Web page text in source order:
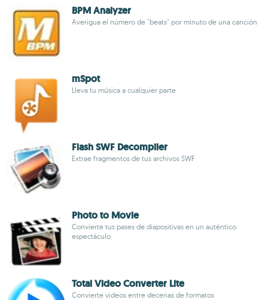
BPM Analyzer
Averigua el número de "beats" por minuto de una canción
mSpot
Lleva tu música a cualquier parte
Flash SWF Decompiler
Extrae fragmentos de tus archivos SWF
Photo to Movie
Convierte tus pases de diapositivas en un auténtico
espectáculo
Total Video Converter Lite
Convierte videos entre decenas de formatos